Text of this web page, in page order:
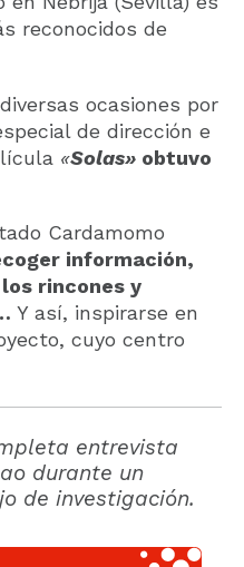
reconocidos de
ocasiones por
de dirección e
«Solas» obtuvo
Cardamomo
información,
rincones y
Y así, inspirarse en
cuyo centro
entrevista
durante un
de investigación.